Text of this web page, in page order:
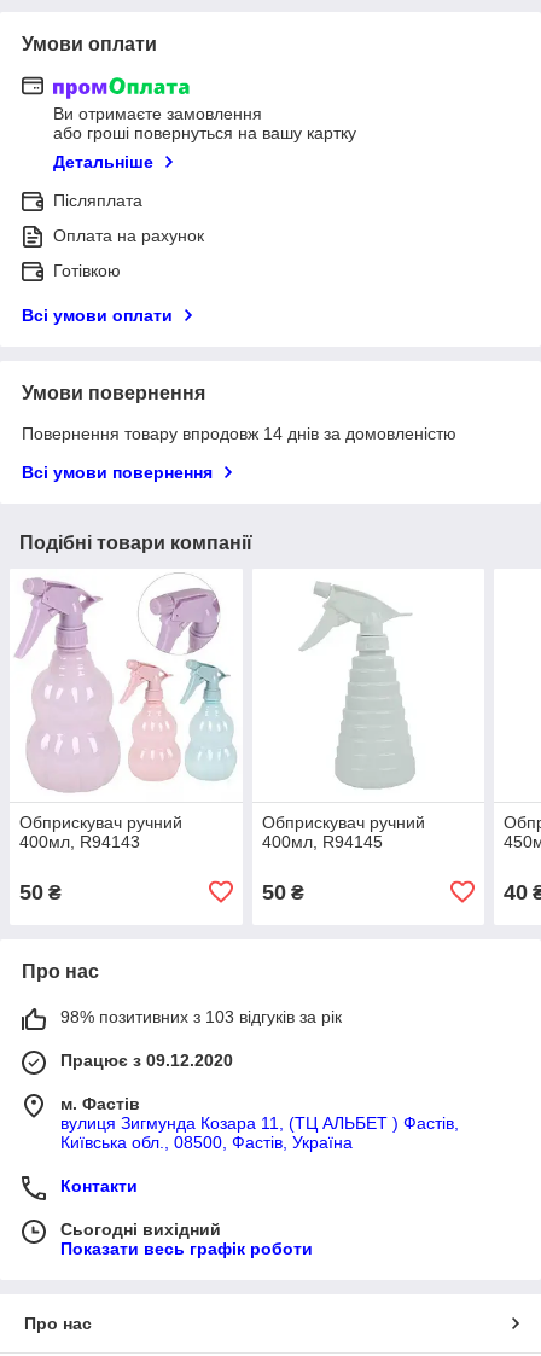
Умови оплати
Ви отримаєте замовлення
або гроші повернуться на вашу картку
Детальніше
Післяплата
Оплата на рахунок
Готівкою
Всі умови оплати
Умови повернення
Повернення товару впродовж 14 днів за домовленістю
Всі умови повернення
Подібні товари компанії
Обприскувач ручний
400мл, R94143
50 ₴
Обприскувач ручний
400мл, R94145
50₴ 40
Про нас
98% позитивних з 103 відгуків за рік
Працює з 09.12.2020
м. Фастів
вулиця Зигмунда Козара 11, (ТЦ АЛЬБЕТ ) Фастів,
Київська обл., 08500, Фастів, Україна
Контакти
Сьогодні вихідний
Показати весь графік роботи
Про нас